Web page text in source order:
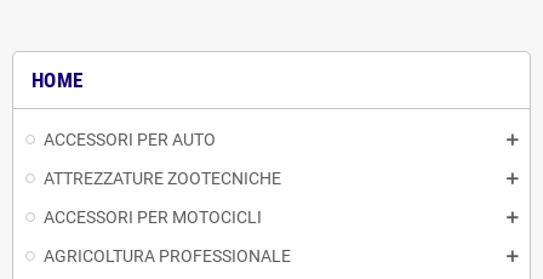
HOME
ACCESSORI PER AUTO
ATTREZZATURE ZOOTECNICHE
ACCESSORI PER MOTOCICLI
AGRICOLTURA PROFESSIONALE